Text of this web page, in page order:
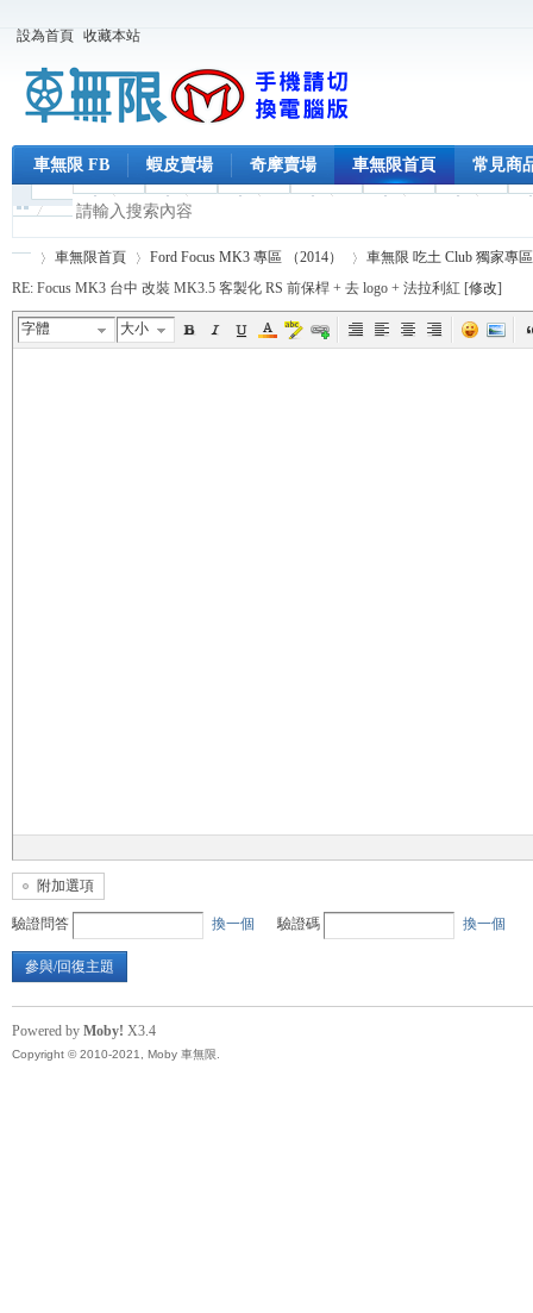
設為首頁 收藏本站
車無限 FB 蝦皮賣場 奇摩賣場 車無限首頁 常見商
限
車無限首頁 Ford Focus MK3 專區 （2014）
車無限 吃土 Club 獨家專區
RE: Focus MK3 台中 改裝 MK3.5 客製化 RS 前保桿 + 去 logo + 法拉利紅 [修改]
字體 大小
附加選項
驗證問答 換一個 驗證碼 換一個
參與/回復主題
Powered by Moby! X3.4
Copyright © 2010-2021, Moby 車無限.